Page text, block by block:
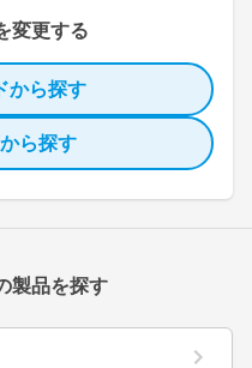
変更する
から探す
ら探す
製品を探す